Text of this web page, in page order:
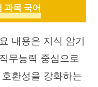
과목 국어
내용은 지식 암기
무능력 중심으로
환성을 강화하는